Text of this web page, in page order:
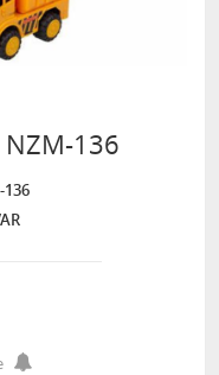
136
136